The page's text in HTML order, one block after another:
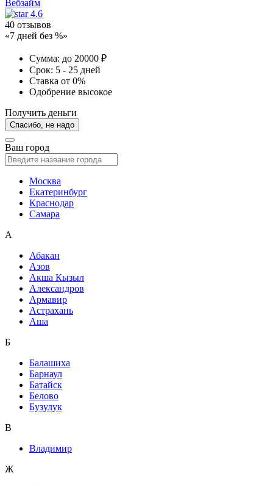
Вебзайм
4.6
40 отзывов
«7 дней без %»
Сумма: до 20000 ₽
Срок: 5 - 25 дней
Ставка от 0%
Одобрение высокое
Получить деньги
Спасибо, не надо
Ваш город
Москва
Екатеринбург
Краснодар
Самара
А
Абакан
Азов
Акша Кызыл
Александров
Армавир
Астрахань
Аша
Б
Балашиха
Барнаул
Батайск
Белово
Бузулук
В
Владимир
Ж